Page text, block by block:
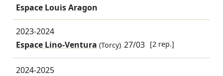
Espace Louis Aragon
2023-2024
Espace Lino-Ventura (Torcy) 27/03 [2 rep.]
2024-2025